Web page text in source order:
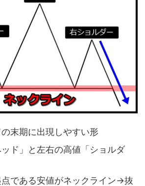
の末期に出現しやすい形
ド」と左右の高値「ショルダ
である安値がネックライン→抜